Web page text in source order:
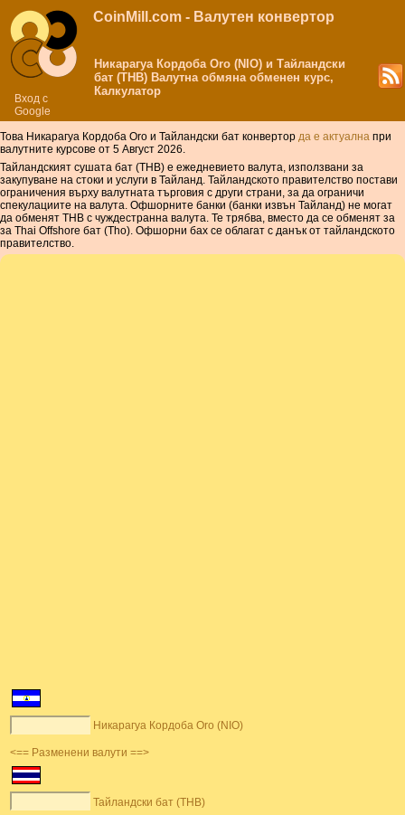
Вход с
Google
CoinMill.com - Валутен конвертор
Никарагуа Кордоба Oro (NIO) и Тайландски
бат (THB) Валутна обмяна обменен курс,
Калкулатор
Това Никарагуа Кордоба Oro и Тайландски бат конвертор да е актуална при
валутните курсове от 5 Август 2026.
Тайландският сушата бат (THB) е ежедневието валута, използвани за
закупуване на стоки и услуги в Тайланд. Тайландското правителство постави
ограничения върху валутната търговия с други страни, за да ограничи
спекулациите на валута. Офшорните банки (банки извън Тайланд) не могат
да обменят THB с чуждестранна валута. Те трябва, вместо да се обменят за
за Thai Offshore бат (Tho). Офшорни бах се облагат с данък от тайландското
правителство.
Никарагуа Кордоба Oro (NIO)
<== Разменени валути ==>
Тайландски бат (THB)